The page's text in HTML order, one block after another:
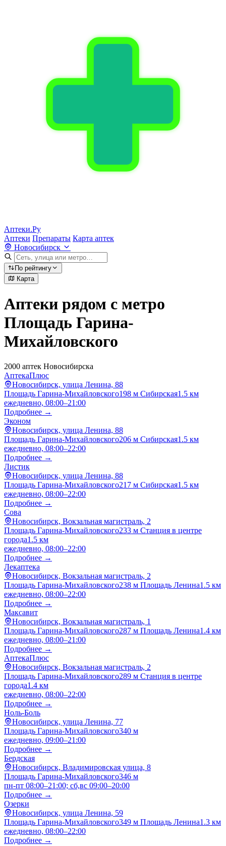
Аптеки.Ру
Аптеки Препараты Карта аптек
Новосибирск
По рейтингу
Карта
Аптеки рядом с метро
Площадь Гарина-
Михайловского
2000 аптек Новосибирска
АптекаПлюс
Новосибирск, улица Ленина, 88
Площадь Гарина-Михайловского198 м Сибирская1.5 км
ежедневно, 08:00–21:00
Подробнее →
Эконом
Новосибирск, улица Ленина, 88
Площадь Гарина-Михайловского206 м Сибирская1.5 км
ежедневно, 08:00–22:00
Подробнее →
Листик
Новосибирск, улица Ленина, 88
Площадь Гарина-Михайловского217 м Сибирская1.5 км
ежедневно, 08:00–22:00
Подробнее →
Сова
Новосибирск, Вокзальная магистраль, 2
Площадь Гарина-Михайловского233 м Станция в центре
города1.5 км
ежедневно, 08:00–22:00
Подробнее →
Лекаптека
Новосибирск, Вокзальная магистраль, 2
Площадь Гарина-Михайловского238 м Площадь Ленина1.5 км
ежедневно, 08:00–22:00
Подробнее →
Максавит
Новосибирск, Вокзальная магистраль, 1
Площадь Гарина-Михайловского287 м Площадь Ленина1.4 км
ежедневно, 08:00–21:00
Подробнее →
АптекаПлюс
Новосибирск, Вокзальная магистраль, 2
Площадь Гарина-Михайловского289 м Станция в центре
города1.4 км
ежедневно, 08:00–22:00
Подробнее →
Ноль-Боль
Новосибирск, улица Ленина, 77
Площадь Гарина-Михайловского340 м
ежедневно, 09:00–21:00
Подробнее →
Бердская
Новосибирск, Владимировская улица, 8
Площадь Гарина-Михайловского346 м
пн-пт 08:00–21:00; сб,вс 09:00–20:00
Подробнее →
Озерки
Новосибирск, улица Ленина, 59
Площадь Гарина-Михайловского349 м Площадь Ленина1.3 км
ежедневно, 08:00–22:00
Подробнее →